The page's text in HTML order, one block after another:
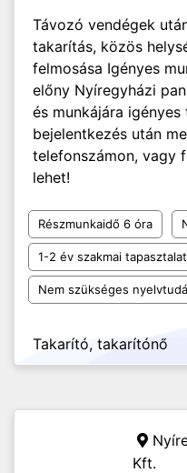
Távozó vendégek
takarítás, közös
felmosása Igényes
előny Nyíregyházi
és munkájára
bejelentkezés után
telefonszámon, vagy
lehet!
Részmunkaidő 6 óra
1-2 év szakmai tapasztalat
Nem szükséges
Takarító, takarítónő
Kft.